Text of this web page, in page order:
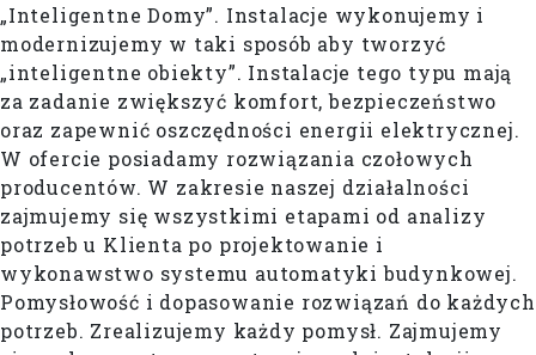
„Inteligentne Domy”. Instalacje wykonujemy i
modernizujemy w taki sposób aby tworzyć
„inteligentne obiekty”. Instalacje tego typu mają
za zadanie zwiększyć komfort, bezpieczeństwo
oraz zapewnić oszczędności energii elektrycznej.
W ofercie posiadamy rozwiązania czołowych
producentów. W zakresie naszej działalności
zajmujemy się wszystkimi etapami od analizy
potrzeb u Klienta po projektowanie i
wykonawstwo systemu automatyki budynkowej.
Pomysłowość i dopasowanie rozwiązań do każdych
potrzeb. Zrealizujemy każdy pomysł. Zajmujemy